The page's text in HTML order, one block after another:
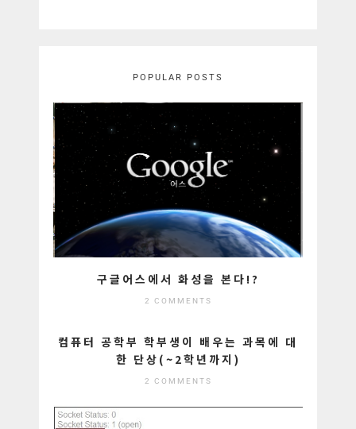
POPULAR POSTS
구글어스에서 화성을 본다!?
2 COMMENTS
컴퓨터 공학부 학부생이 배우는 과목에 대
한 단상(~2학년까지)
2 COMMENTS